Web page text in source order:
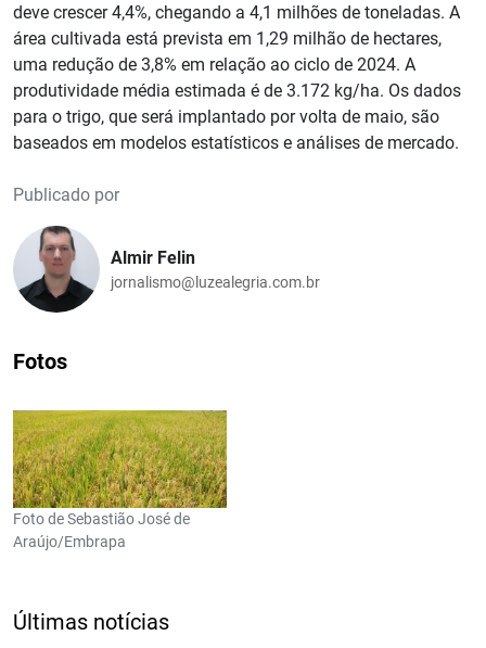
deve crescer 4,4%, chegando a 4,1 milhões de toneladas. A
área cultivada está prevista em 1,29 milhão de hectares,
uma redução de 3,8% em relação ao ciclo de 2024. A
produtividade média estimada é de 3.172 kg/ha. Os dados
para o trigo, que será implantado por volta de maio, são
baseados em modelos estatísticos e análises de mercado.
Publicado por
Almir Felin
jornalismo@luzealegria.com.br
Fotos
Foto de Sebastião José de
Araújo/Embrapa
Últimas notícias